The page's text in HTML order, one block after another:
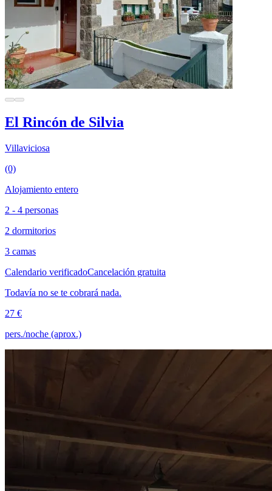
El Rincón de Silvia
Villaviciosa
(0)
Alojamiento entero
2 - 4 personas
2 dormitorios
3 camas
Calendario verificadoCancelación gratuita
Todavía no se te cobrará nada.
27 €
pers./noche (aprox.)